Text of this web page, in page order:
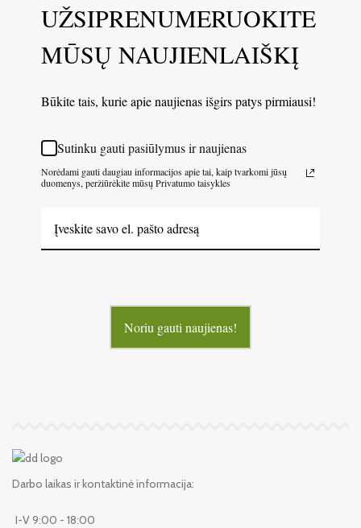
UŽSIPRENUMERUOKITE
MŪSŲ NAUJIENLAIŠKĮ
Būkite tais, kurie apie naujienas išgirs patys pirmiausi!
Sutinku gauti pasiūlymus ir naujienas
Norėdami gauti daugiau informacijos apie tai, kaip tvarkomi jūsų
duomenys, peržiūrėkite mūsų Privatumo taisykles
Noriu gauti naujienas!
Darbo laikas ir kontaktinė informacija:
I-V 9:00 - 18:00